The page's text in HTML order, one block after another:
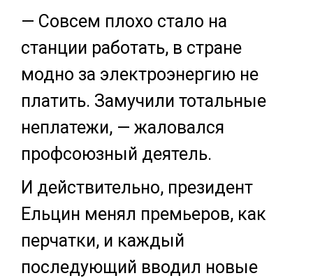
— Совсем плохо стало на
станции работать, в стране
модно за электроэнергию не
платить. Замучили тотальные
неплатежи, — жаловался
профсоюзный деятель.
И действительно, президент
Ельцин менял премьеров, как
перчатки, и каждый
последующий вводил новые